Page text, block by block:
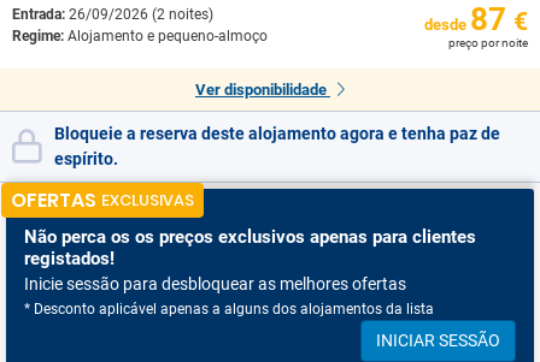
Entrada: 26/09/2026 (2 noites)
Regime: Alojamento e pequeno-almoço
desde 87 €
preço por noite
Ver disponibilidade
Bloqueie a reserva deste alojamento agora e tenha paz de
espírito.
OFERTAS EXCLUSIVAS
Não perca os os preços exclusivos apenas para clientes
registados!
Inicie sessão para desbloquear as melhores ofertas
* Desconto aplicável apenas a alguns dos alojamentos da lista
INICIAR SESSÃO